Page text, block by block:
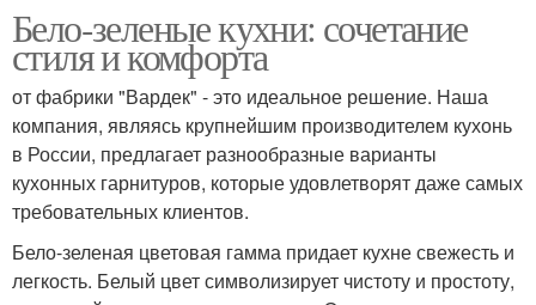
Бело-зеленые кухни: сочетание
стиля и комфорта
от фабрики "Вардек" - это идеальное решение. Наша
компания, являясь крупнейшим производителем кухонь
в России, предлагает разнообразные варианты
кухонных гарнитуров, которые удовлетворят даже самых
требовательных клиентов.
Бело-зеленая цветовая гамма придает кухне свежесть и
легкость. Белый цвет символизирует чистоту и простоту,